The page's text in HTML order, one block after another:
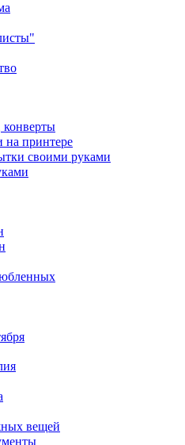
конверты
принтере
своими руками
вещей